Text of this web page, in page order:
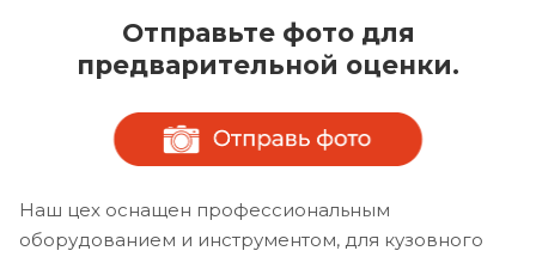
Отправьте фото для
предварительной оценки.
Наш цех оснащен профессиональным
оборудованием и инструментом, для кузовного